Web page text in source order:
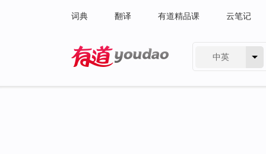
词典 翻译 有道精品课 云笔记
中英